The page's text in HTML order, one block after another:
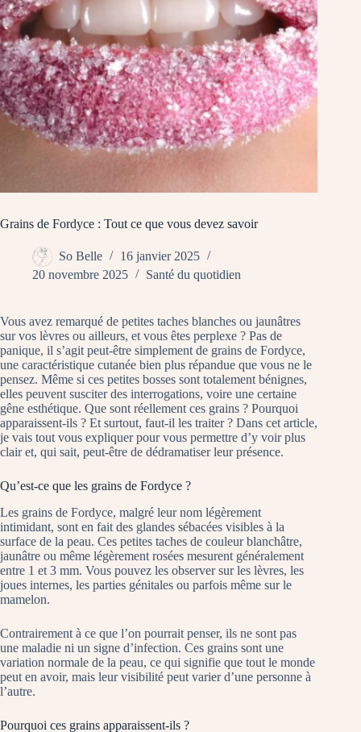
Grains de Fordyce : Tout ce que vous devez savoir
So Belle
16 janvier 2025
20 novembre 2025
Santé du quotidien
Vous avez remarqué de petites taches blanches ou jaunâtres
sur vos lèvres ou ailleurs, et vous êtes perplexe ? Pas de
panique, il s’agit peut-être simplement de grains de Fordyce,
une caractéristique cutanée bien plus répandue que vous ne le
pensez. Même si ces petites bosses sont totalement bénignes,
elles peuvent susciter des interrogations, voire une certaine
gêne esthétique. Que sont réellement ces grains ? Pourquoi
apparaissent-ils ? Et surtout, faut-il les traiter ? Dans cet article,
je vais tout vous expliquer pour vous permettre d’y voir plus
clair et, qui sait, peut-être de dédramatiser leur présence.
Qu’est-ce que les grains de Fordyce ?
Les grains de Fordyce, malgré leur nom légèrement
intimidant, sont en fait des glandes sébacées visibles à la
surface de la peau. Ces petites taches de couleur blanchâtre,
jaunâtre ou même légèrement rosées mesurent généralement
entre 1 et 3 mm. Vous pouvez les observer sur les lèvres, les
joues internes, les parties génitales ou parfois même sur le
mamelon.
Contrairement à ce que l’on pourrait penser, ils ne sont pas
une maladie ni un signe d’infection. Ces grains sont une
variation normale de la peau, ce qui signifie que tout le monde
peut en avoir, mais leur visibilité peut varier d’une personne à
l’autre.
Pourquoi ces grains apparaissent-ils ?